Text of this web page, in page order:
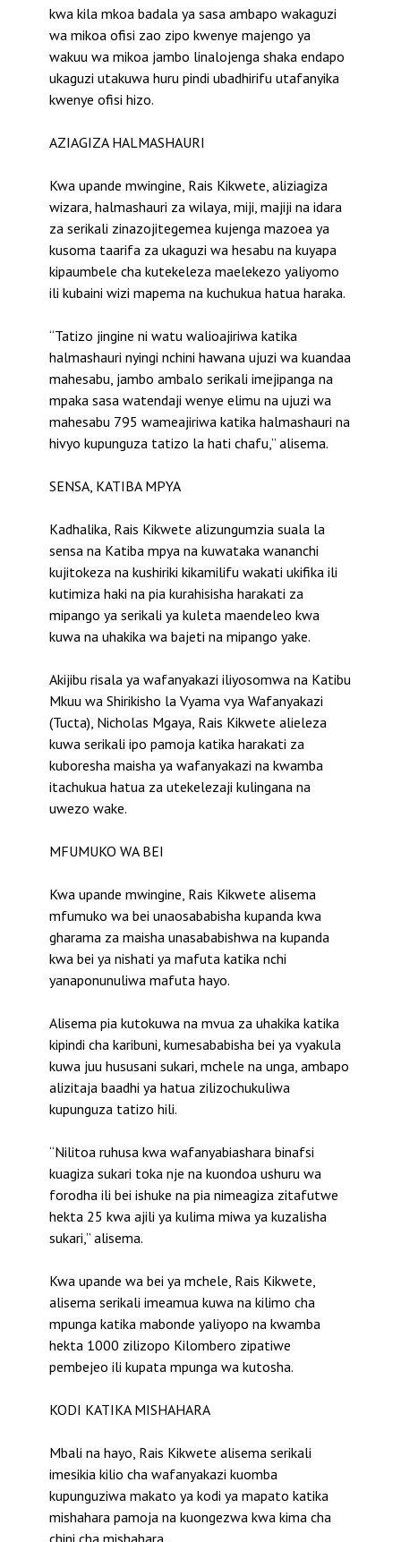
kwa kila mkoa badala ya sasa ambapo wakaguzi
wa mikoa ofisi zao zipo kwenye majengo ya
wakuu wa mikoa jambo linalojenga shaka endapo
ukaguzi utakuwa huru pindi ubadhirifu utafanyika
kwenye ofisi hizo.
AZIAGIZA HALMASHAURI
Kwa upande mwingine, Rais Kikwete, aliziagiza
wizara, halmashauri za wilaya, miji, majiji na idara
za serikali zinazojitegemea kujenga mazoea ya
kusoma taarifa za ukaguzi wa hesabu na kuyapa
kipaumbele cha kutekeleza maelekezo yaliyomo
ili kubaini wizi mapema na kuchukua hatua haraka.
“Tatizo jingine ni watu walioajiriwa katika
halmashauri nyingi nchini hawana ujuzi wa kuandaa
mahesabu, jambo ambalo serikali imejipanga na
mpaka sasa watendaji wenye elimu na ujuzi wa
mahesabu 795 wameajiriwa katika halmashauri na
hivyo kupunguza tatizo la hati chafu,” alisema.
SENSA, KATIBA MPYA
Kadhalika, Rais Kikwete alizungumzia suala la
sensa na Katiba mpya na kuwataka wananchi
kujitokeza na kushiriki kikamilifu wakati ukifika ili
kutimiza haki na pia kurahisisha harakati za
mipango ya serikali ya kuleta maendeleo kwa
kuwa na uhakika wa bajeti na mipango yake.
Akijibu risala ya wafanyakazi iliyosomwa na Katibu
Mkuu wa Shirikisho la Vyama vya Wafanyakazi
(Tucta), Nicholas Mgaya, Rais Kikwete alieleza
kuwa serikali ipo pamoja katika harakati za
kuboresha maisha ya wafanyakazi na kwamba
itachukua hatua za utekelezaji kulingana na
uwezo wake.
MFUMUKO WA BEI
Kwa upande mwingine, Rais Kikwete alisema
mfumuko wa bei unaosababisha kupanda kwa
gharama za maisha unasababishwa na kupanda
kwa bei ya nishati ya mafuta katika nchi
yanaponunuliwa mafuta hayo.
Alisema pia kutokuwa na mvua za uhakika katika
kipindi cha karibuni, kumesababisha bei ya vyakula
kuwa juu hususani sukari, mchele na unga, ambapo
alizitaja baadhi ya hatua zilizochukuliwa
kupunguza tatizo hili.
“Nilitoa ruhusa kwa wafanyabiashara binafsi
kuagiza sukari toka nje na kuondoa ushuru wa
forodha ili bei ishuke na pia nimeagiza zitafutwe
hekta 25 kwa ajili ya kulima miwa ya kuzalisha
sukari,” alisema.
Kwa upande wa bei ya mchele, Rais Kikwete,
alisema serikali imeamua kuwa na kilimo cha
mpunga katika mabonde yaliyopo na kwamba
hekta 1000 zilizopo Kilombero zipatiwe
pembejeo ili kupata mpunga wa kutosha.
KODI KATIKA MISHAHARA
Mbali na hayo, Rais Kikwete alisema serikali
imesikia kilio cha wafanyakazi kuomba
kupunguziwa makato ya kodi ya mapato katika
mishahara pamoja na kuongezwa kwa kima cha
chini cha mishahara.